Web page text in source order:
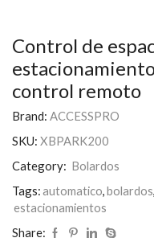
Control de
control remoto
Brand: ACCESSPRO
SKU: XBPARK200
Category: Bolardos
Tags:automatico,bolardos,
estacionamientos
Share: